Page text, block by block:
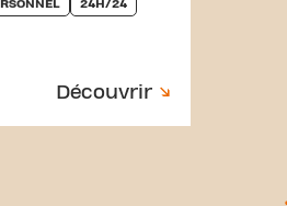
24H/24
Découvrir